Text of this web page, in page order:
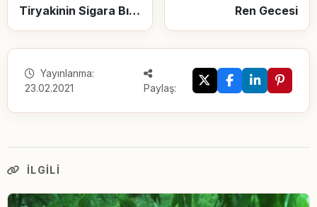
Tiryakinin Sigara Bırakma Günlüğü Ren Gecesi
Yayınlanma:
23.02.2021
Paylaş:
İLGILI